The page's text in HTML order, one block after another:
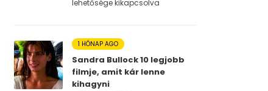
lehetősége kikapcsolva
1 HÓNAP AGO
Sandra Bullock 10 legjobb
filmje, amit kár lenne
kihagyni